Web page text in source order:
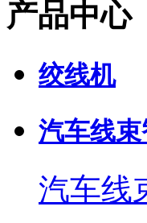
产品中心
绞线机
汽车线
汽车线